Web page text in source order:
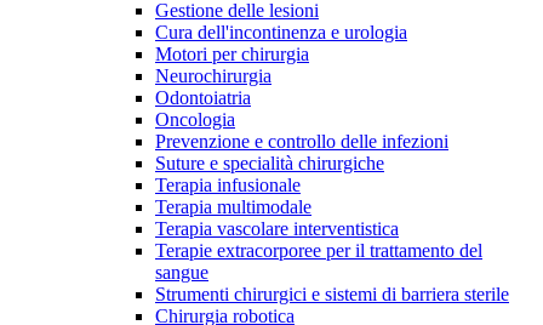
Catalogo prodotti
Trova il prodotto che stai cercando. Visita il catalogo B.
Braun con il nostro portfolio completo.
Hai domande o richieste? Scrivici per entrare subito in
contatto con un nostro referente.
Gestione delle lesioni
Cura dell'incontinenza e urologia
Motori per chirurgia
Neurochirurgia
Odontoiatria
Oncologia
Prevenzione e controllo delle infezioni
Suture e specialità chirurgiche
Terapia infusionale
Terapia multimodale
Terapia vascolare interventistica
Terapie extracorporee per il trattamento del
sangue
Strumenti chirurgici e sistemi di barriera sterile
Chirurgia robotica